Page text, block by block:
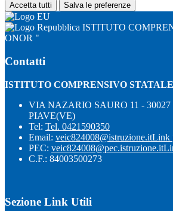
Accetta tutti Salva le preferenze
ISTITUTO
ONOR "
Contatti
ISTITUTO COMPRENSIVO
VIA NAZARIO SAURO 11 -
PIAVE(VE)
Tel: Tel. 0421590350
Email: veic824008@istruzione.itLink
PEC: veic824008@pec.istruzione.it
C.F.: 84003500273
Sezione Link Utili